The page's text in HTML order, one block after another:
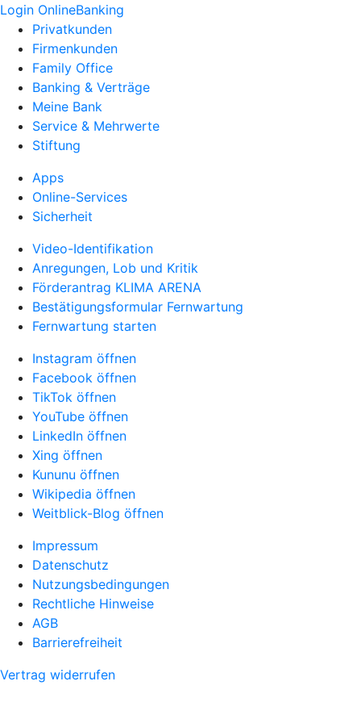
Login OnlineBanking
Privatkunden
Firmenkunden
Family Office
Banking & Verträge
Meine Bank
Service & Mehrwerte
Stiftung
Apps
Online-Services
Sicherheit
Video-Identifikation
Anregungen, Lob und Kritik
Förderantrag KLIMA ARENA
Bestätigungsformular Fernwartung
Fernwartung starten
Instagram öffnen
Facebook öffnen
TikTok öffnen
YouTube öffnen
LinkedIn öffnen
Xing öffnen
Kununu öffnen
Wikipedia öffnen
Weitblick-Blog öffnen
Impressum
Datenschutz
Nutzungsbedingungen
Rechtliche Hinweise
AGB
Barrierefreiheit
Vertrag widerrufen